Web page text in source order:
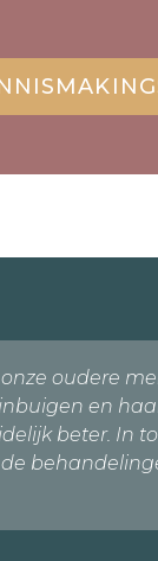
oudere
en
beter. In